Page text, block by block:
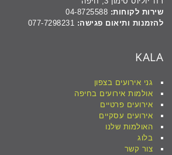
שירות לקוחות:
להזמנות ותיאום פגישה: 077-7298231
KALA
גני אירועים בצפון
אולמות אירועים בחיפה
אירועים פרטיים
אירועים עסקיים
האולמות שלנו
בלוג
צור קשר